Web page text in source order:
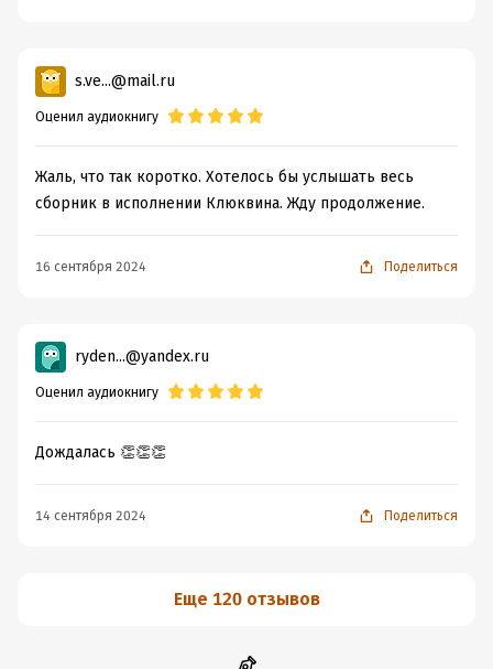
s.ve...@mail.ru
Оценил аудиокнигу
Жаль, что так коротко. Хотелось бы услышать весь
сборник в исполнении Клюквина. Жду продолжение.
16 сентября 2024 Поделиться
ryden...@yandex.ru
Оценил аудиокнигу
Дождалась 👏👏👏
14 сентября 2024 Поделиться
Еще 120 отзывов